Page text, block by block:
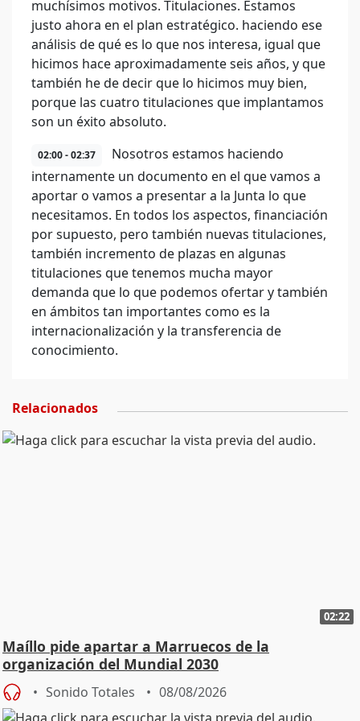
muchísimos motivos. Titulaciones. Estamos
justo ahora en el plan estratégico. haciendo ese
análisis de qué es lo que nos interesa, igual que
hicimos hace aproximadamente seis años, y que
también he de decir que lo hicimos muy bien,
porque las cuatro titulaciones que implantamos
son un éxito absoluto.
02:00 - 02:37
Nosotros estamos haciendo
internamente un documento en el que vamos a
aportar o vamos a presentar a la Junta lo que
necesitamos. En todos los aspectos, financiación
por supuesto, pero también nuevas titulaciones,
también incremento de plazas en algunas
titulaciones que tenemos mucha mayor
demanda que lo que podemos ofertar y también
en ámbitos tan importantes como es la
internacionalización y la transferencia de
conocimiento.
Relacionados
02:22
Maíllo pide apartar a Marruecos de la
organización del Mundial 2030
Sonido Totales 08/08/2026